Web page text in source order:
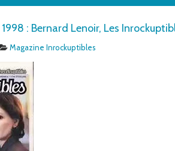
1998 : Bernard Lenoir, Les
Magazine Inrockuptibles